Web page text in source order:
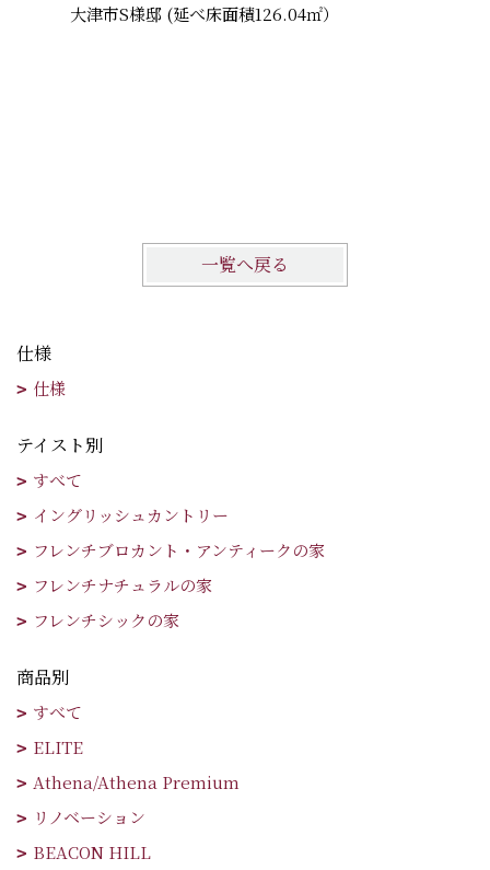
大津市S様邸 (延べ床面積126.04㎡）
一覧へ戻る
仕様
仕様
テイスト別
すべて
イングリッシュカントリー
フレンチブロカント・アンティークの家
フレンチナチュラルの家
フレンチシックの家
商品別
すべて
ELITE
Athena/Athena Premium
リノベーション
BEACON HILL